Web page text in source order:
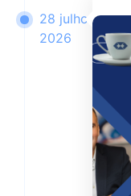
28 julho
2026